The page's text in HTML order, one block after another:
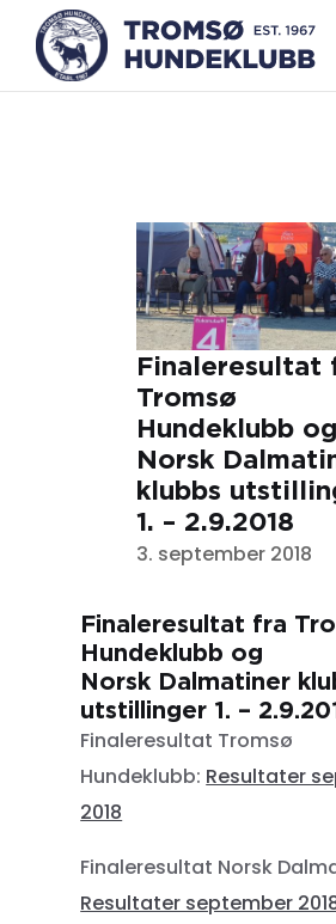
Finaleresultat
Tromsø
Hundeklubb og
Norsk
klubbs
1. – 2.9.2018
3. september 2018
Finaleresultat fra
Hundeklubb og
Norsk Dalmatiner
utstillinger 1. –
Finaleresultat Tromsø
Hundeklubb: Resultater
2018
Finaleresultat Norsk
Resultater september